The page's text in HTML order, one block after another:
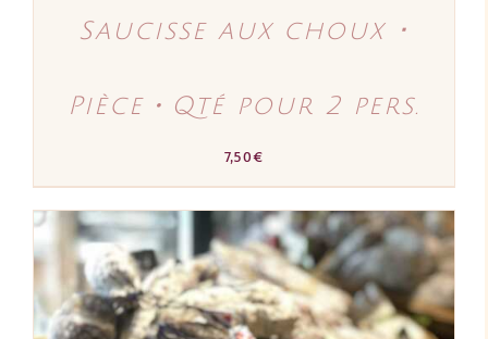
Saucisse aux choux ･
Pièce・Qté pour 2 pers.
7,50€